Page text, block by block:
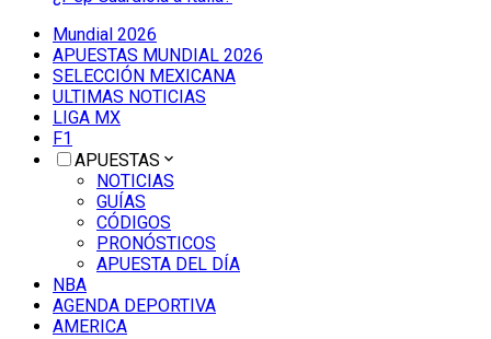
Mundial 2026
APUESTAS MUNDIAL 2026
SELECCIÓN MEXICANA
ULTIMAS NOTICIAS
LIGA MX
F1
APUESTAS
NOTICIAS
GUÍAS
CÓDIGOS
PRONÓSTICOS
APUESTA DEL DÍA
NBA
AGENDA DEPORTIVA
AMERICA